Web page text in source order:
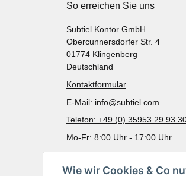
Wie wir Cookies & Co
So erreichen Sie uns
Subtiel Kontor GmbH
Obercunnersdorfer Str. 4
01774 Klingenberg
Deutschland
Kontaktformular
E-Mail: info@subtiel.com
Telefon: +49 (0) 35953 29 93
Mo-Fr: 8:00 Uhr - 17:00 Uhr